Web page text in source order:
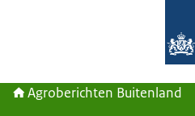
Agroberichten Buitenland